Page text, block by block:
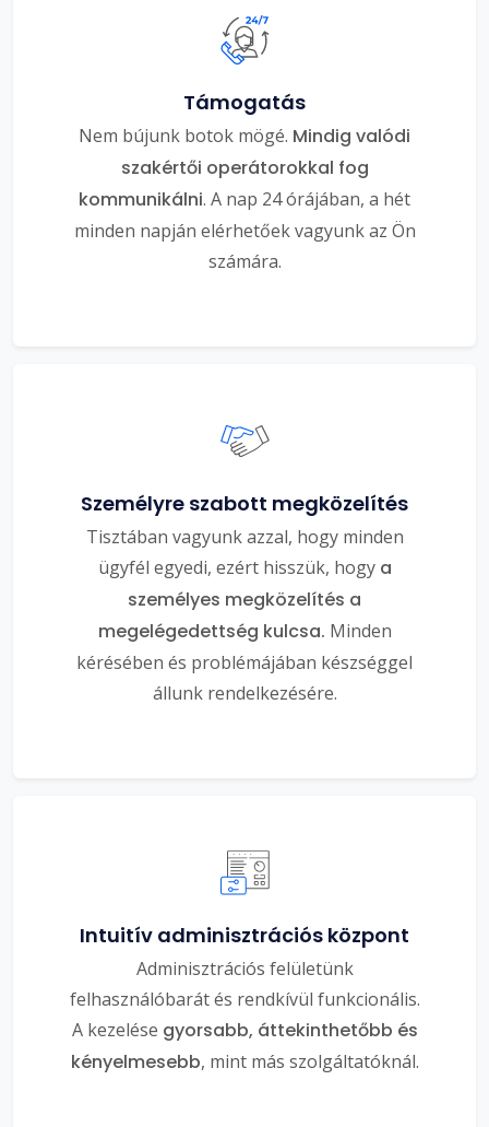
Támogatás
Nem bújunk botok mögé. Mindig valódi
szakértői operátorokkal fog
kommunikálni. A nap 24 órájában, a hét
minden napján elérhetőek vagyunk az Ön
számára.
Személyre szabott megközelítés
Tisztában vagyunk azzal, hogy minden
ügyfél egyedi, ezért hisszük, hogy a
személyes megközelítés a
megelégedettség kulcsa. Minden
kérésében és problémájában készséggel
állunk rendelkezésére.
Intuitív adminisztrációs központ
Adminisztrációs felületünk
felhasználóbarát és rendkívül funkcionális.
A kezelése gyorsabb, áttekinthetőbb és
kényelmesebb, mint más szolgáltatóknál.